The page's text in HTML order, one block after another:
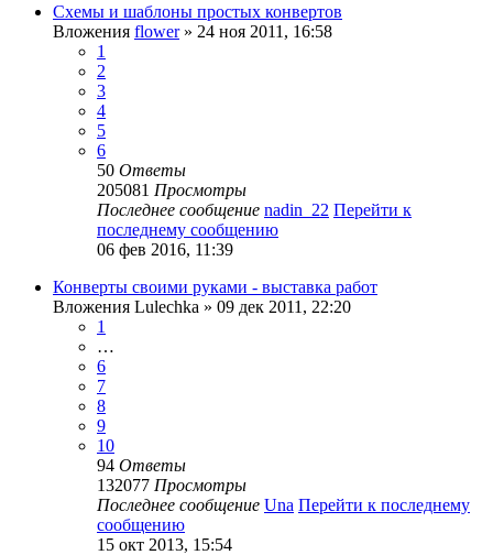
Схемы и шаблоны простых конвертов
Вложения flower» 24 ноя 2011, 16:58
1
2
3
4
5
6
50 Ответы
205081 Просмотры
Последнее сообщение nadin_22 Перейти к
последнему сообщению
06 фев 2016, 11:39
Конверты своими руками - выставка работ
Вложения Lulechka » 09 дек 2011, 22:20
1
…
6
7
8
9
10
94 Ответы
132077 Просмотры
Последнее сообщение Una Перейти к последнему
сообщению
15 окт 2013, 15:54